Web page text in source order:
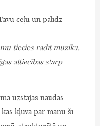
ceļu un palīdz
tiecies radīt mūziku,
attiecības starp
uzstājās naudas
kas kļuva par manu šī